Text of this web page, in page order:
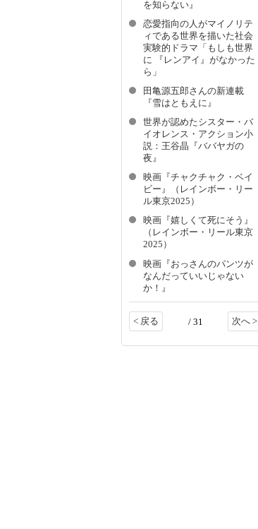
を知らない』
恋愛指向の人がマイノリテ
ィである世界を描いた社会
実験的ドラマ「もしも世界
に 『レンアイ』がなかった
ら」
田亀源五郎さんの新連載
『雪はともえに』
世界が認めたシスター・バ
イオレンス・アクション小
説：王谷晶『ババヤガの
夜』
映画『チャクチャク・ベイ
ビー』（レインボー・リー
ル東京2025）
映画『嬉しくて死にそう』
（レインボー・リール東京
2025）
映画『おっさんのパンツが
なんだっていいじゃない
か！』
< 戻る / 31 次へ >